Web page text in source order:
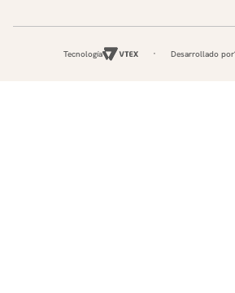
Tecnología Desarrollado por